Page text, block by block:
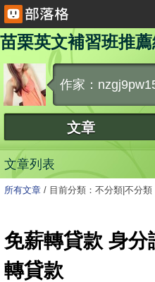
苗栗英文補習班推
作家：
文章
文章列表
所有文章 / 目前分類：不分類|不分類
免薪轉貸款 身
轉貸款